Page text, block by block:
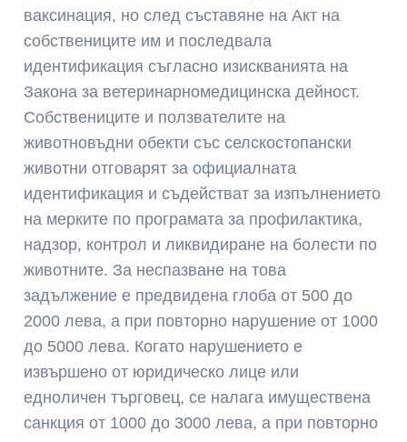
ваксинация, но след съставяне на Акт на
собствениците им и последвала
идентификация съгласно изискванията на
Закона за ветеринарномедицинска дейност.
Собствениците и ползвателите на
животновъдни обекти със селскостопански
животни отговарят за официалната
идентификация и съдействат за изпълнението
на мерките по програмата за профилактика,
надзор, контрол и ликвидиране на болести по
животните. За неспазване на това
задължение е предвидена глоба от 500 до
2000 лева, а при повторно нарушение от 1000
до 5000 лева. Когато нарушението е
извършено от юридическо лице или
едноличен търговец, се налага имуществена
санкция от 1000 до 3000 лева, а при повторно